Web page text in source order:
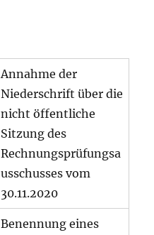
Annahme der
Niederschrift über die
nicht öffentliche
Sitzung des
Rechnungsprüfungsa
usschusses vom
30.11.2020
Benennung eines